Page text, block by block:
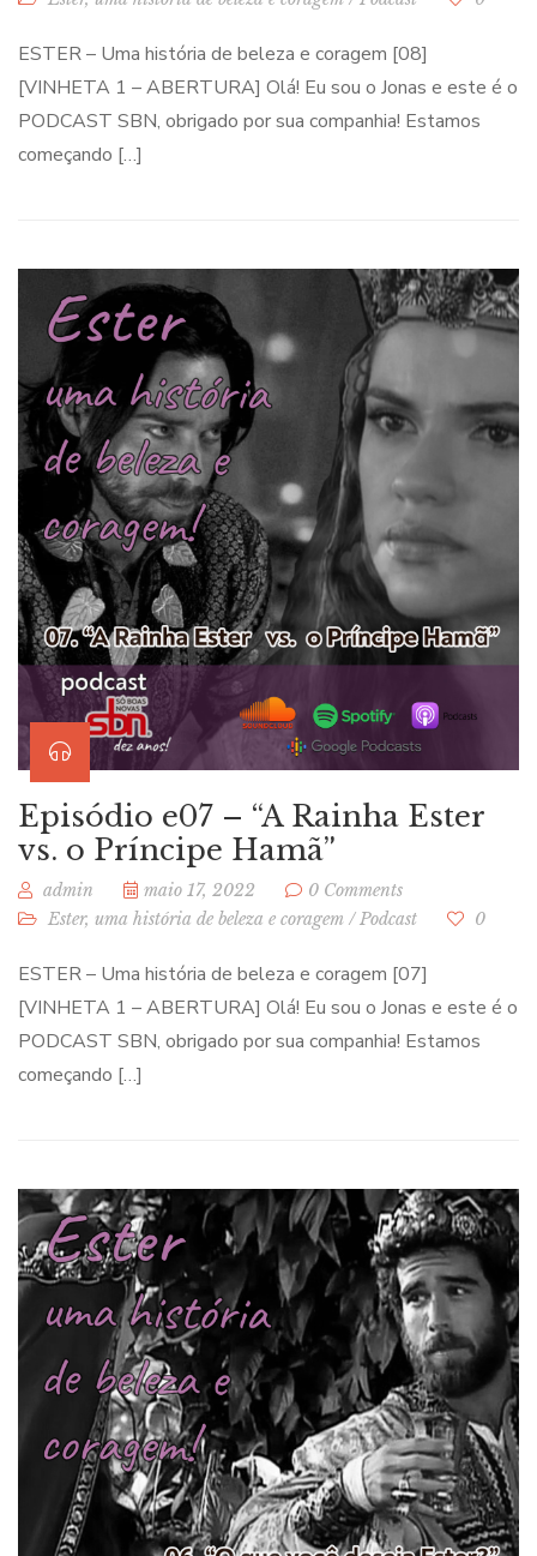
ESTER – Uma história de beleza e coragem [08]
[VINHETA 1 – ABERTURA] Olá! Eu sou o Jonas e este é o
PODCAST SBN, obrigado por sua companhia! Estamos
começando […]
Episódio e07 – “A Rainha Ester
vs. o Príncipe Hamã”
admin maio 17, 2022
0 Comments
Ester, uma história de beleza e coragem /Podcast 0
ESTER – Uma história de beleza e coragem [07]
[VINHETA 1 – ABERTURA] Olá! Eu sou o Jonas e este é o
PODCAST SBN, obrigado por sua companhia! Estamos
começando […]